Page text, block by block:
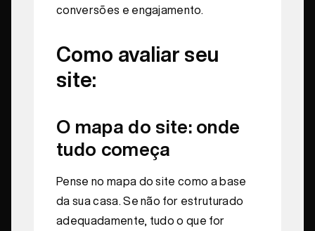
conversões e engajamento.
Como avaliar seu
site:
O mapa do site: onde
tudo começa
Pense no mapa do site como a base
da sua casa. Se não for estruturado
adequadamente, tudo o que for